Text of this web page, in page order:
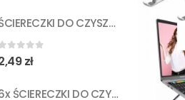
ŚCIERECZKI DO CZYSZCZENIA OKULARÓW CZARNE
out of 5
zł
6x ŚCIERECZKI DO CZYSZCZENIA OKULARÓW CZARNE